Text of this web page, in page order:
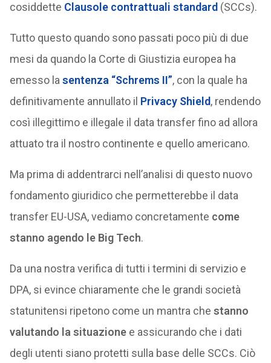
cosiddette Clausole contrattuali standard (SCCs).
Tutto questo quando sono passati poco più di due
mesi da quando la Corte di Giustizia europea ha
emesso la sentenza “Schrems II”, con la quale ha
definitivamente annullato il Privacy Shield, rendendo
così illegittimo e illegale il data transfer fino ad allora
attuato tra il nostro continente e quello americano.
Ma prima di addentrarci nell’analisi di questo nuovo
fondamento giuridico che permetterebbe il data
transfer EU-USA, vediamo concretamente come
stanno agendo le Big Tech.
Da una nostra verifica di tutti i termini di servizio e
DPA, si evince chiaramente che le grandi società
statunitensi ripetono come un mantra che stanno
valutando la situazionee assicurando che i dati
degli utenti siano protetti sulla base delle SCCs. Ciò